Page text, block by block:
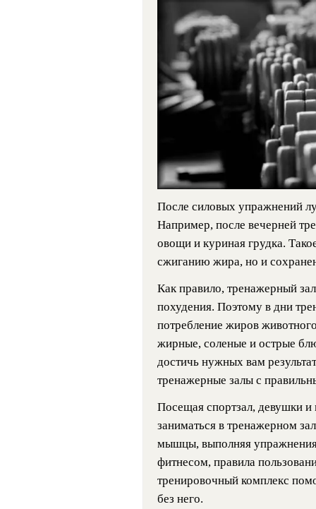
После силовых упражнений
Например, после вечерней
овощи и куриная грудка.
сжиганию жира, но и
Как правило, тренажерный
похудения. Поэтому в дни
потребление жиров
жирные, соленые и острые
достичь нужных вам
тренажерные залы с
Посещая спортзал, девушки
заниматься в тренажерном
мышцы, выполняя
фитнесом, правила
тренировочный комплекс
без него.